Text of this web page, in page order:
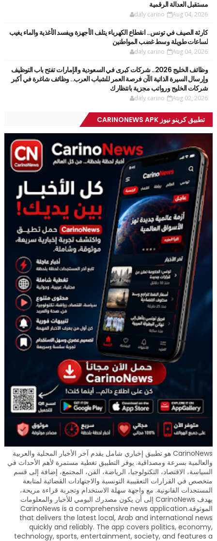
مستقبل العدالة الرقمية
daly carino Aug 04, 2026
كارثة الصيف في تونس.. انقطاع الكهرباء يتلف الأجهزة ويفسد الأغذية والماء يغيب
لساعات طويلة وسط غضب المواطنين
daly carino Aug 04, 2026
وظائف الخليج 2026.. شركات كبرى في السعودية والإمارات تفتح باب التوظيف
وإرسال السيرة الذاتية الآن فرصة العمر للشباب العرب.. وظائف شاغرة في أكبر
شركات الخليج ورواتب مجزية بانتظارك
daly carino Aug 02, 2026
تطبيق كرينو نيوز CARINONEWS APK
CarinoNews هو تطبيق إخباري شامل يقدم آخر الأخبار المحلية والعربية
والعالمية بسرعة ومصداقية. يوفر التطبيق تغطية مستمرة لأهم الأحداث في
السياسة، الاقتصاد، التكنولوجيا، الرياضة، الفن، المجتمع، إضافة إلى قسم
متخصص في القرارات التعقيبية التونسية والاجتهادات القضائية لمتابعة
المستجدات القانونية. مع واجهة سهلة الاستخدام وتجربة قراءة مريحة،
يهدف CarinoNews إلى أن يكون مصدرك اليومي للأخبار والمعلومات
الموثوقة.CarinoNews is a comprehensive news application
that delivers the latest local, Arab and international news
quickly and reliably. The app covers politics, economy,
technology, sports, entertainment, society, and features a